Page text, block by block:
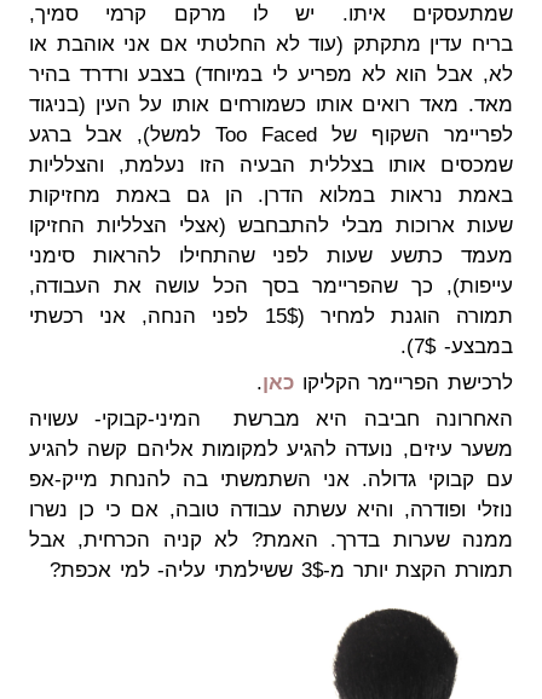
שמתעסקים איתו. יש לו מרקם קרמי סמיך,
בריח עדין מתקתק (עוד לא החלטתי אם אני אוהבת או
לא, אבל הוא לא מפריע לי במיוחד) בצבע ורדרד בהיר
מאד. מאד רואים אותו כשמורחים אותו על העין (בניגוד
לפריימר השקוף של Too Faced למשל), אבל ברגע
שמכסים אותו בצללית הבעיה הזו נעלמת, והצלליות
באמת נראות במלוא הדרן. הן גם באמת מחזיקות
שעות ארוכות מבלי להתבחבש (אצלי הצלליות החזיקו
מעמד כתשע שעות לפני שהתחילו להראות סימני
עייפות), כך שהפריימר בסך הכל עושה את העבודה,
תמורה הוגנת למחיר (15$ לפני הנחה, אני רכשתי
במבצע- 7$).
לרכישת הפריימר הקליקוכאן.
האחרונה חביבה היא מברשת המיני-קבוקי- עשויה
משער עיזים, נועדה להגיע למקומות אליהם קשה להגיע
עם קבוקי גדולה. אני השתמשתי בה להנחת מייק-אפ
נוזלי ופודרה, והיא עשתה עבודה טובה, אם כי כן נשרו
ממנה שערות בדרך. האמת? לא קניה הכרחית, אבל
תמורת הקצת יותר מ-3$ ששילמתי עליה- למי אכפת?